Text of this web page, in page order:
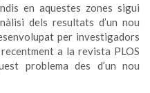
en aquestes zones sigui
dels resultats d’un nou
per investigadors
a la revista PLOS
problema des d’un nou